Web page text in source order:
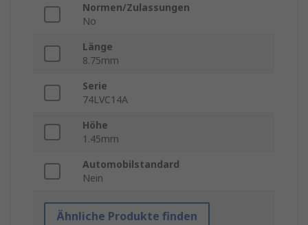
Normen/Zulassungen
No
Länge
8.75mm
Serie
74LVC14A
Höhe
1.45mm
Automobilstandard
Nein
Ähnliche Produkte finden